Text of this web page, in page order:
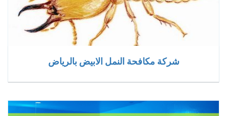
شركة مكافحة النمل الابيض بالرياض